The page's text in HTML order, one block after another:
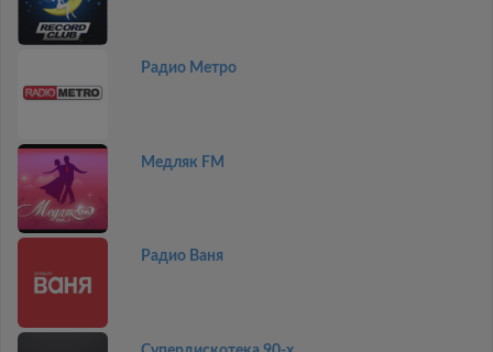
Радио Метро
Медляк FM
Радио Ваня